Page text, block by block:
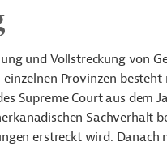
und Vollstreckung von
Provinzen
Supreme Court aus dem
Sachverhalt
erstreckt wird. Danach